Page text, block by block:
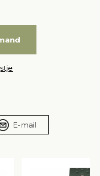
E-mail